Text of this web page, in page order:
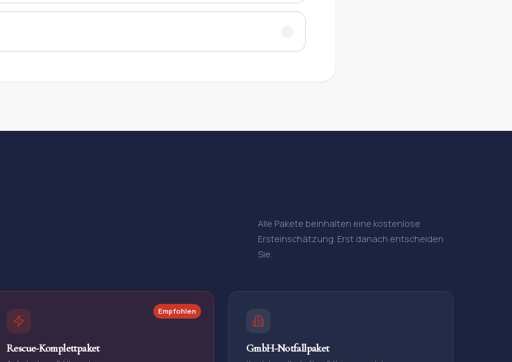
Alle Pakete beinhalten eine kostenlose
Ersteinschätzung. Erst danach entscheiden
Sie.
Empfohlen
Rescue-Komplettpaket GmbH-Notfallpaket